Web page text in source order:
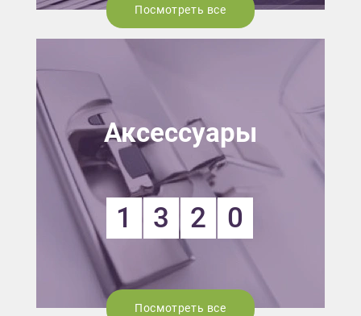
Посмотреть все
Аксессуары
1 3 2 0
Посмотреть все